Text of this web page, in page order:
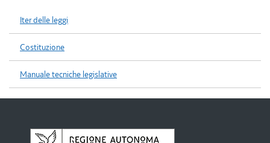
Iter delle leggi
Costituzione
Manuale tecniche legislative